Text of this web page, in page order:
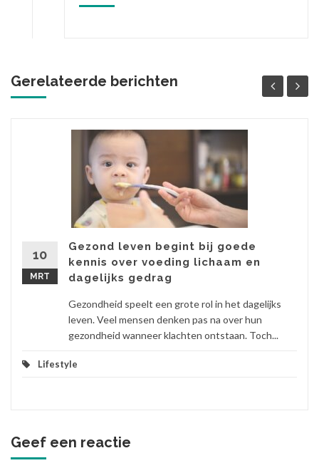
Gerelateerde berichten
10
MRT
Gezond leven begint bij goede
kennis over voeding lichaam en
dagelijks gedrag
Gezondheid speelt een grote rol in het dagelijks
leven. Veel mensen denken pas na over hun
gezondheid wanneer klachten ontstaan. Toch...
Lifestyle
Geef een reactie